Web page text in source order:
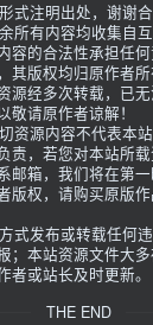
式注明出处，谢谢合
所有内容均收集自
容的合法性承担任何
其版权均归原作者
源经多次转载，已
敬请原作者谅解！
资源内容不代表本
责，若您对本站所
邮箱，我们将在第
版权，请购买原版
式发布或转载任何
；本站资源文件大
者或站长及时更新。
THE END